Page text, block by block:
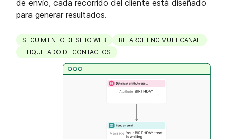
de envío, cada recorrido del cliente está diseñado
para generar resultados.
SEGUIMIENTO DE SITIO WEB
RETARGETING MULTICANAL
ETIQUETADO DE CONTACTOS